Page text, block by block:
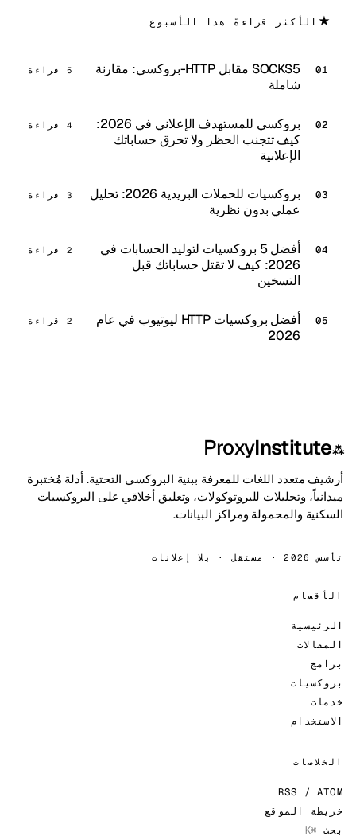
★ الأكثر قراءةً هذا الأسبوع
SOCKS5 مقابل HTTP-بروكسي: مقارنة
شاملة
5 قراءة
بروكسي للمستهدف الإعلاني في 2026:
كيف تتجنب الحظر ولا تحرق حساباتك
الإعلانية
4 قراءة
بروكسيات للحملات البريدية 2026: تحليل
عملي بدون نظرية
3 قراءة
أفضل 5 بروكسيات لتوليد الحسابات في
2026: كيف لا تقتل حساباتك قبل
التسخين
2 قراءة
أفضل بروكسيات HTTP ليوتيوب في عام
2026
2 قراءة
⁂
ProxyInstitute
أرشيف متعدد اللغات للمعرفة ببنية البروكسي التحتية. أدلة مُختبرة
ميدانياً، وتحليلات للبروتوكولات، وتعليق أخلاقي على البروكسيات
السكنية والمحمولة ومراكز البيانات.
تأسس 2026 · مستقل · بلا إعلانات
الأقسام
الرئيسية
المقالات
برامج
بروكسيات
خدمات
الاستخدام
الخلاصات
RSS / ATOM
خريطة الموقع
بحث ⌘K